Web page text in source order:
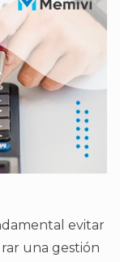
evitar
una gestión